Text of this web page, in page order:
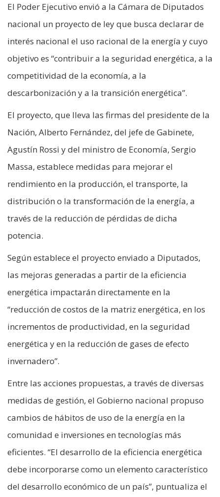
El Poder Ejecutivo envió a la Cámara de Diputados
nacional un proyecto de ley que busca declarar de
interés nacional el uso racional de la energía y cuyo
objetivo es “contribuir a la seguridad energética, a la
competitividad de la economía, a la
descarbonización y a la transición energética”.
El proyecto, que lleva las firmas del presidente de la
Nación, Alberto Fernández, del jefe de Gabinete,
Agustín Rossi y del ministro de Economía, Sergio
Massa, establece medidas para mejorar el
rendimiento en la producción, el transporte, la
distribución o la transformación de la energía, a
través de la reducción de pérdidas de dicha
potencia.
Según establece el proyecto enviado a Diputados,
las mejoras generadas a partir de la eficiencia
energética impactarán directamente en la
“reducción de costos de la matriz energética, en los
incrementos de productividad, en la seguridad
energética y en la reducción de gases de efecto
invernadero”.
Entre las acciones propuestas, a través de diversas
medidas de gestión, el Gobierno nacional propuso
cambios de hábitos de uso de la energía en la
comunidad e inversiones en tecnologías más
eficientes. “El desarrollo de la eficiencia energética
debe incorporarse como un elemento característico
del desarrollo económico de un país”, puntualiza el